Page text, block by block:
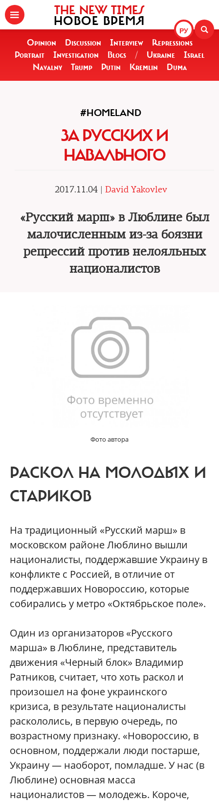
РУ
THE NEW TIMES
НОВОЕ ВРЕМЯ
Opinion Discussion Interview
Repressions
Portrait
Investigation Blogs / Ukraine
Israel
Navalny
Trump Putin Kremlin Duma
#HOMELAND
ЗА РУССКИХ И
НАВАЛЬНОГО
2017.11.04 | David Yakovlev
«Русский марш» в Люблине был
малочисленным из-за боязни
репрессий против нелояльных
националистов
Фото автора
РАСКОЛ НА МОЛОДЫХ И
СТАРИКОВ
На традиционный «Русский марш» в
московском районе Люблино вышли
националисты, поддержавшие Украину в
конфликте с Россией, в отличие от
поддержавших Новороссию, которые
собирались у метро «Октябрьское поле».
Один из организаторов «Русского
марша» в Люблине, представитель
движения «Черный блок» Владимир
Ратников, считает, что хоть раскол и
произошел на фоне украинского
кризиса, в результате националисты
раскололись, в первую очередь, по
возрастному признаку. «Новороссию, в
основном, поддержали люди постарше,
Украину — наоборот, помладше. У нас (в
Люблине) основная масса
националистов — молодежь. Короче,